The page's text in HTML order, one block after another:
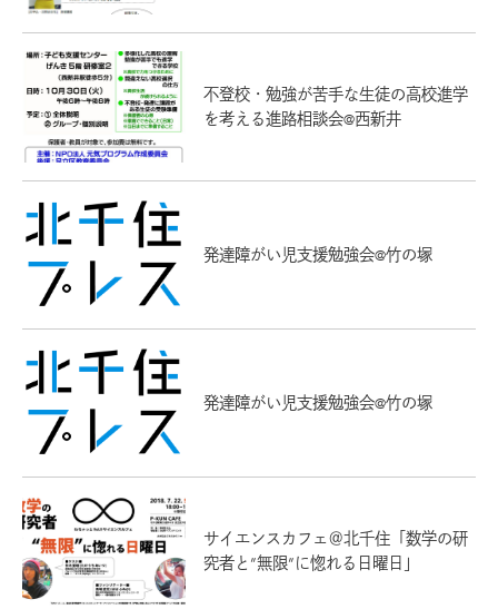
不登校・勉強が苦手な生徒の高校進学
を考える進路相談会@西新井
発達障がい児支援勉強会@竹の塚
発達障がい児支援勉強会@竹の塚
サイエンスカフェ＠北千住「数学の研
究者と”無限”に惚れる日曜日」